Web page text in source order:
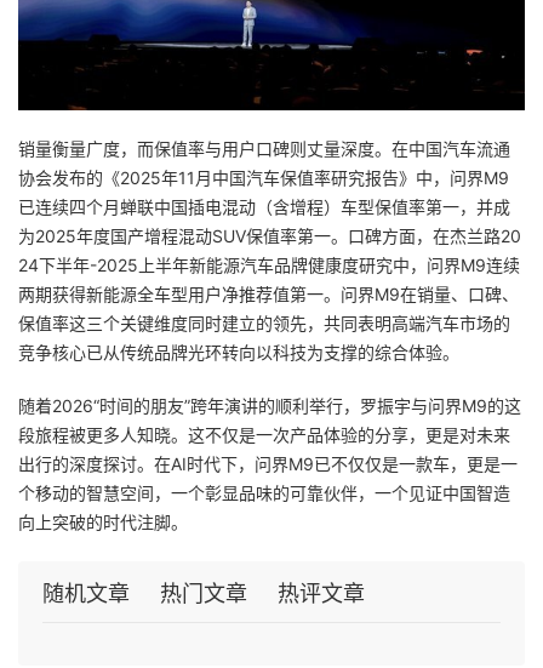
销量衡量广度，而保值率与用户口碑则丈量深度。在中国汽车流通
协会发布的《2025年11月中国汽车保值率研究报告》中，问界M9
已连续四个月蝉联中国插电混动（含增程）车型保值率第一，并成
为2025年度国产增程混动SUV保值率第一。口碑方面，在杰兰路20
24下半年-2025上半年新能源汽车品牌健康度研究中，问界M9连续
两期获得新能源全车型用户净推荐值第一。问界M9在销量、口碑、
保值率这三个关键维度同时建立的领先，共同表明高端汽车市场的
竞争核心已从传统品牌光环转向以科技为支撑的综合体验。
随着2026“时间的朋友”跨年演讲的顺利举行，罗振宇与问界M9的这
段旅程被更多人知晓。这不仅是一次产品体验的分享，更是对未来
出行的深度探讨。在AI时代下，问界M9已不仅仅是一款车，更是一
个移动的智慧空间，一个彰显品味的可靠伙伴，一个见证中国智造
向上突破的时代注脚。
随机文章 热门文章 热评文章